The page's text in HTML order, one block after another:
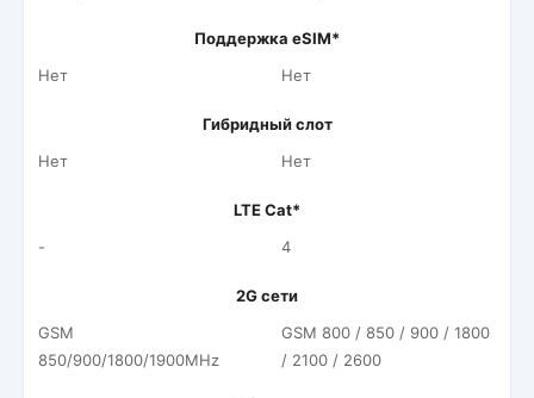
Поддержка eSIM*
Нет
Нет
Гибридный слот
Нет
Нет
LTE Cat*
-
4
2G сети
GSM
850/900/1800/1900MHz
GSM 800 / 850 / 900 / 1800
/ 2100 / 2600